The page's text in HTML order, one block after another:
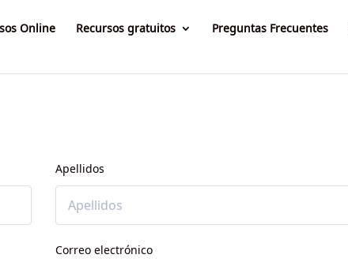
Online Recursos gratuitos Preguntas Frecuentes
Apellidos
Correo electrónico